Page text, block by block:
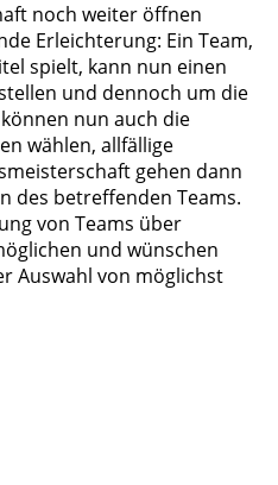
noch weiter öffnen
Erleichterung: Ein Team,
spielt, kann nun einen
und dennoch um die
nun auch die
wählen, allfällige
gehen dann
des betreffenden Teams.
von Teams über
und wünschen
Auswahl von möglichst